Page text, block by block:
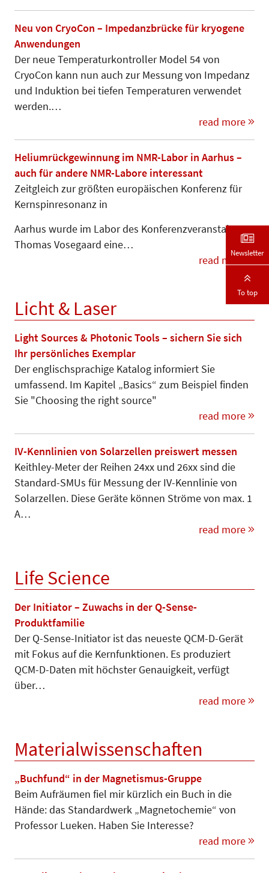
Neu von CryoCon – Impedanzbrücke für kryogene
Anwendungen
Der neue Temperaturkontroller Mo­del 54 von
CryoCon kann nun auch zur Messung von Impedanz
und Induktion bei tiefen Temperaturen ver­wendet
werden.…
read more
Heliumrückgewinnung im NMR-Labor in Aarhus –
auch für andere NMR-Labore interessant
Zeitgleich zur größten europäischen Konferenz für
Kernspinresonanz in
Aarhus wurde im Labor des Kon­fe­­renz­­veranstalters
Thomas Vose­gaard eine…
read more
Licht & Laser
Light Sources & Photonic Tools – sichern Sie sich
Ihr persönliches Exemplar
Der englischsprachige Katalog informiert Sie
umfassend. Im Kapitel „Basics“ zum Beispiel finden
Sie "Choosing the right source"
read more
IV-Kennlinien von Solarzellen preiswert messen
Keithley-Meter der Reihen 24xx und 26xx sind die
Standard-SMUs für Messung der IV-Kennlinie von
Solarzellen. Diese Geräte können Strö­me von max. 1
A…
read more
Life Science
Der Initiator – Zuwachs in der Q-Sense-
Produktfamilie
Der Q-Sense-Initiator ist das neueste QCM-D-Gerät
mit Fokus auf die Kernfunktionen. Es produziert
QCM-D-Daten mit höchster Genauigkeit, verfügt
über…
read more
Materialwissenschaften
„Buchfund“ in der Magnetismus-Gruppe
Beim Aufräumen fiel mir kürzlich ein Buch in die
Hände: das Standardwerk „Magnetochemie“ von
Professor Lue­ken. Haben Sie Interesse?
read more
Newsletter
To top